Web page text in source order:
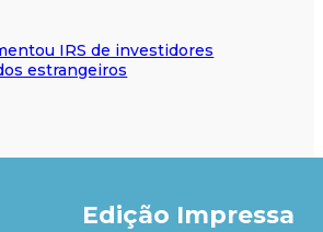
IRS de investidores
estrangeiros
Edição Impressa